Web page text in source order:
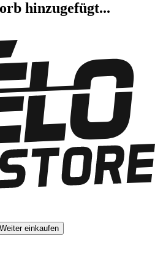
hinzugefügt...
Weiter einkaufen